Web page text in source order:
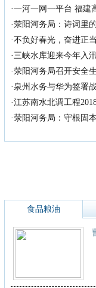
首
8月在
·一河一网一平台 福建
·荥阳河务局：诗词里
·不负好春光，奋进正
·三峡水库迎来今年入
·荥阳河务局召开安全
· 泉州水务与华为签署
·江苏南水北调工程
·荥阳河务局：守根固
食品粮油